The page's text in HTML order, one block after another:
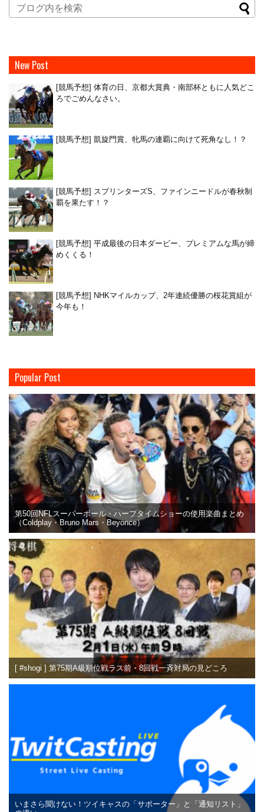
New Post
[競馬予想] 体育の日、京都大賞典・南部杯ともに人気どこ
ろでごめんなさい。
[競馬予想] 凱旋門賞、牝馬の連覇に向けて死角なし！？
[競馬予想] スプリンターズS、ファインニードルが春秋制
覇を果たす！？
[競馬予想] 平成最後の日本ダービー、プレミアムな馬が締
めくくる！
[競馬予想] NHKマイルカップ、2年連続優勝の桜花賞組が
今年も！
Popular Post
第50回NFLスーパーボール・ハーフタイムショーの使用楽曲まとめ
（Coldplay・Bruno Mars・Beyonce）
[ #shogi ] 第75期A級順位戦ラス前・8回戦一斉対局の見どころ
いまさら聞けない！ツイキャスの「サポーター」と「通知リスト」